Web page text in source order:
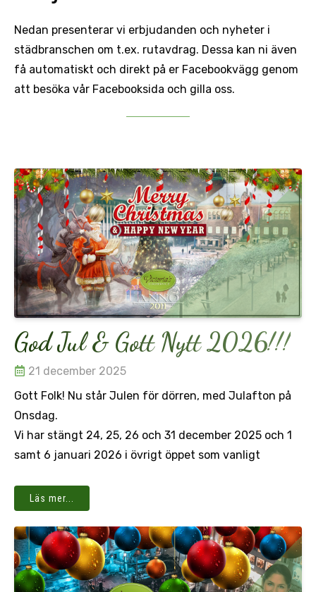
Nedan presenterar vi erbjudanden och nyheter i
städbranschen om t.ex. rutavdrag. Dessa kan ni även
få automatiskt och direkt på er Facebookvägg genom
att besöka vår Facebooksida och gilla oss.
God Jul & Gott Nytt 2026!!!
21 december 2025
Gott Folk! Nu står Julen för dörren, med Julafton på
Onsdag.
Vi har stängt 24, 25, 26 och 31 december 2025 och 1
samt 6 januari 2026 i övrigt öppet som vanligt
Läs mer...
Storstädning
Visningsstäd
Prislista för företagskunder
Skene
Svenljunga
Ulricehamn